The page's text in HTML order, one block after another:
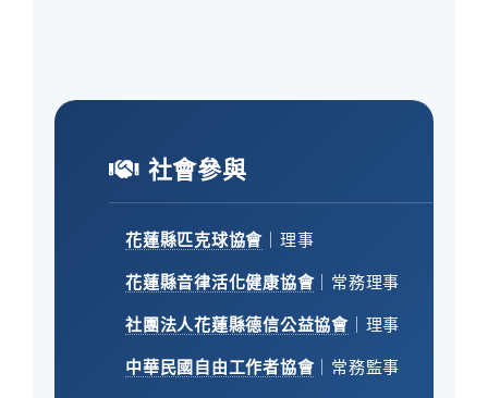
社會參與
花蓮縣匹克球協會 ｜理事
花蓮縣音律活化健康協會｜常務理事
社團法人花蓮縣德信公益協會｜理事
中華民國自由工作者協會｜常務監事